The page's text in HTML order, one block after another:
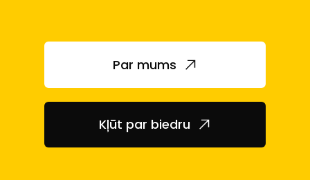
Par mums
Kļūt par biedru